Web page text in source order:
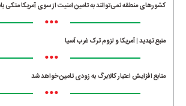
کشورهای منطقه نمی‌توانند به تامین امنیت از سوی آمریکا متکی
•••
منبع تهدید | آمریکا و لزوم ترک غرب آسیا
•••
منابع افزایش اعتبار کالابرگ به زودی تامین خواهد شد
•••